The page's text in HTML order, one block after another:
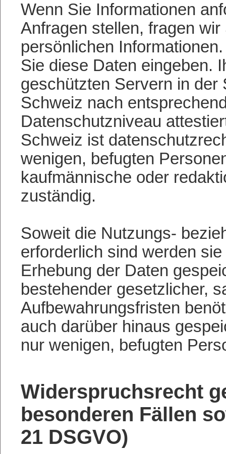
Wenn Sie Informationen
Anfragen stellen, fragen
persönlichen
Sie diese Daten eingeben.
geschützten Servern in
Schweiz nach
Datenschutzniveau
Schweiz ist
wenigen, befugten
kaufmännische oder
zuständig.
Soweit die Nutzungs-
erforderlich sind werden
Erhebung der Daten
bestehender gesetzlicher,
Aufbewahrungsfristen
auch darüber hinaus
nur wenigen, befugten
Widerspruchsrecht
besonderen Fällen
21 DSGVO)